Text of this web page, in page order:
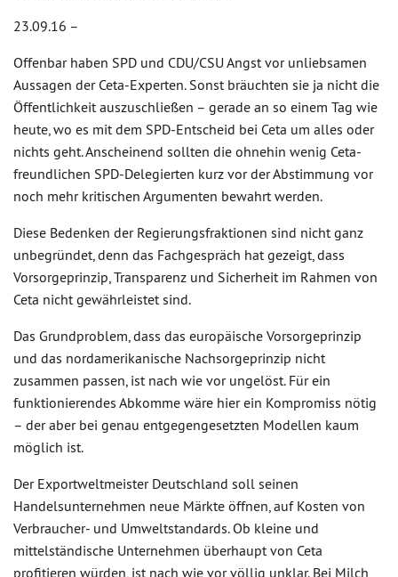
23.09.16 –
Offenbar haben SPD und CDU/CSU Angst vor unliebsamen
Aussagen der Ceta-Experten. Sonst bräuchten sie ja nicht die
Öffentlichkeit auszuschließen – gerade an so einem Tag wie
heute, wo es mit dem SPD-Entscheid bei Ceta um alles oder
nichts geht. Anscheinend sollten die ohnehin wenig Ceta-
freundlichen SPD-Delegierten kurz vor der Abstimmung vor
noch mehr kritischen Argumenten bewahrt werden.
Diese Bedenken der Regierungsfraktionen sind nicht ganz
unbegründet, denn das Fachgespräch hat gezeigt, dass
Vorsorgeprinzip, Transparenz und Sicherheit im Rahmen von
Ceta nicht gewährleistet sind.
Das Grundproblem, dass das europäische Vorsorgeprinzip
und das nordamerikanische Nachsorgeprinzip nicht
zusammen passen, ist nach wie vor ungelöst. Für ein
funktionierendes Abkomme wäre hier ein Kompromiss nötig
– der aber bei genau entgegengesetzten Modellen kaum
möglich ist.
Der Exportweltmeister Deutschland soll seinen
Handelsunternehmen neue Märkte öffnen, auf Kosten von
Verbraucher- und Umweltstandards. Ob kleine und
mittelständische Unternehmen überhaupt von Ceta
profitieren würden, ist nach wie vor völlig unklar. Bei Milch